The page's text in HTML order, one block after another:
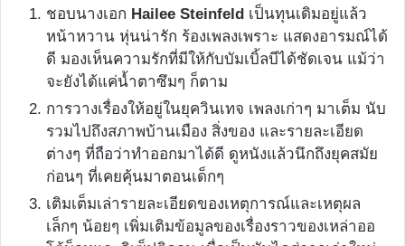
ชอบนางเอก Hailee Steinfeld เป็นทุนเดิมอยู่แล้ว
หน้าหวาน หุ่นน่ารัก ร้องเพลงเพราะ แสดงอารมณ์ได้
ดี มองเห็นความรักที่มีให้กับบัมเบิ้ลบีได้ชัดเจน แม้ว่า
จะยังได้แค่น้ำตาซึมๆ ก็ตาม
การวางเรื่องให้อยู่ในยุควินเทจ เพลงเก่าๆ มาเต็ม นับ
รวมไปถึงสภาพบ้านเมือง สิ่งของ และรายละเอียด
ต่างๆ ที่ถือว่าทำออกมาได้ดี ดูหนังแล้วนึกถึงยุคสมัย
ก่อนๆ ที่เคยคุ้นมาตอนเด็กๆ
เติมเต็มเล่ารายละเอียดของเหตุการณ์และเหตุผล
เล็กๆ น้อยๆ เพิ่มเติมข้อมูลของเรื่องราวของเหล่าออ